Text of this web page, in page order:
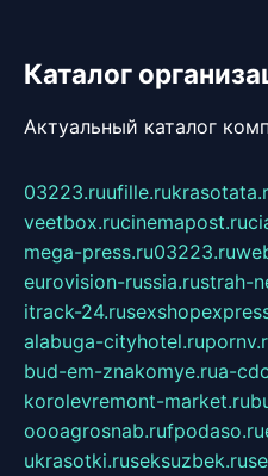
Каталог
Актуальный каталог
03223.ruufille.ru
veetbox.rucinemapost.ru
mega-press.ru03223.ru
eurovision-russia.rustrah-
itrack-24.ru
alabuga-cityhotel.ru
bud-em-znakomye.rua-
korolevremont-market.ru
oooagrosnab.rufpodaso.ru
ukrasotki.ruseksuzbek.ru